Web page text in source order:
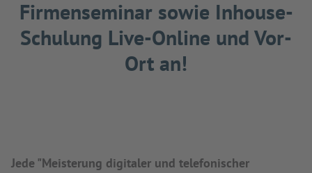
Firmenseminar sowie Inhouse-
Schulung Live-Online und Vor-
Ort an!
Jede "Meisterung digitaler und telefonischer